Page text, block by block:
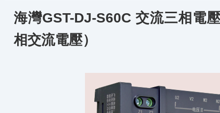
海灣GST-DJ-S60C 交流三相電
相交流電壓）